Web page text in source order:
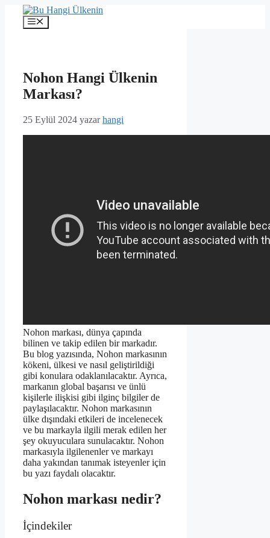
İçeriğe
Menü
Nohon Hangi Ülkenin
Markası?
25 Eylül 2024 yazarhangi
Nohon markası, dünya çapında
bilinen ve takip edilen bir markadır.
Bu blog yazısında, Nohon markasının
kökeni, ülkesi ve nasıl geliştirildiği
gibi konulara odaklanılacaktır. Ayrıca,
markanın global başarısı ve ünlü
kişilerle ilişkisi gibi ilginç bilgiler de
paylaşılacaktır. Nohon markasının
ülke dışındaki etkileri de incelenecek
ve bu markayla ilgili merak edilen her
şey okuyuculara sunulacaktır. Nohon
markasıyla ilgilenenler ve markayı
daha yakından tanımak isteyenler için
bu yazı faydalı olacaktır.
Nohon markası nedir?
İçindekiler